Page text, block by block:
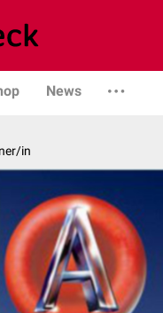
News
in